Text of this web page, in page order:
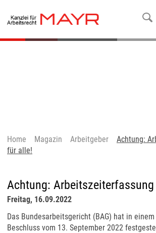
Home Magazin Arbeitgeber
Achtung:
für alle!
Achtung:
Freitag, 16.09.2022
Das Bundesarbeitsgericht (BAG) hat in
Beschluss vom 13. September 2022